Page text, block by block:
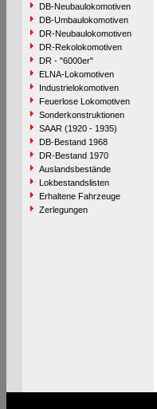
DB-Neubaulokomotiven
DB-Umbaulokomotiven
DR-Neubaulokomotiven
DR-Rekolokomotiven
DR - "6000er"
ELNA-Lokomotiven
Industrielokomotiven
Feuerlose Lokomotiven
Sonderkonstruktionen
SAAR (1920 - 1935)
DB-Bestand 1968
DR-Bestand 1970
Auslandsbestände
Lokbestandslisten
Erhaltene Fahrzeuge
Zerlegungen